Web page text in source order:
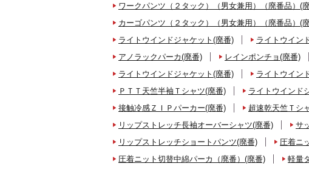
ワークパンツ（２タック）（男女兼用）（廃番品）(
カーゴパンツ（２タック）（男女兼用）（廃番品）(
ライトウインドジャケット(廃番)
ライトウイン
アノラックパーカ(廃番)
レインポンチョ(廃番)
ライトウインドジャケット(廃番)
ライトウイン
ＰＴＴ天竺半袖Ｔシャツ(廃番)
ライトウインド
接触冷感ＺＩＰパーカー(廃番)
超速乾天竺Ｔシ
リップストレッチ長袖オーバーシャツ(廃番)
サ
リップストレッチショートパンツ(廃番)
圧着ニ
圧着ニット切替中綿パーカ（廃番）(廃番)
軽量